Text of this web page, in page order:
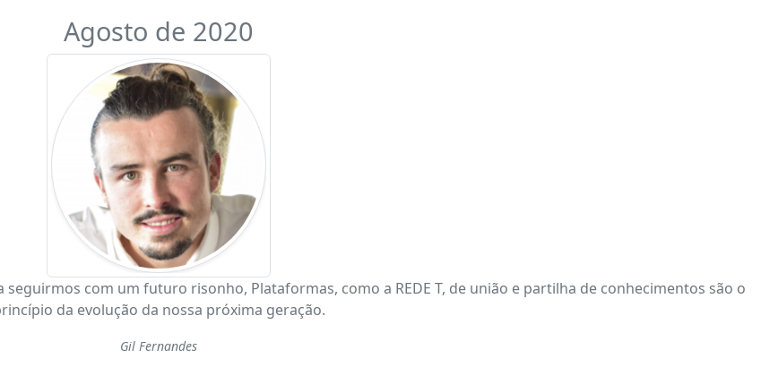
Agosto de 2020
com um futuro risonho, Plataformas, como a REDE T, de união e partilha de conhecimentos são o
da evolução da nossa próxima geração.
Gil Fernandes